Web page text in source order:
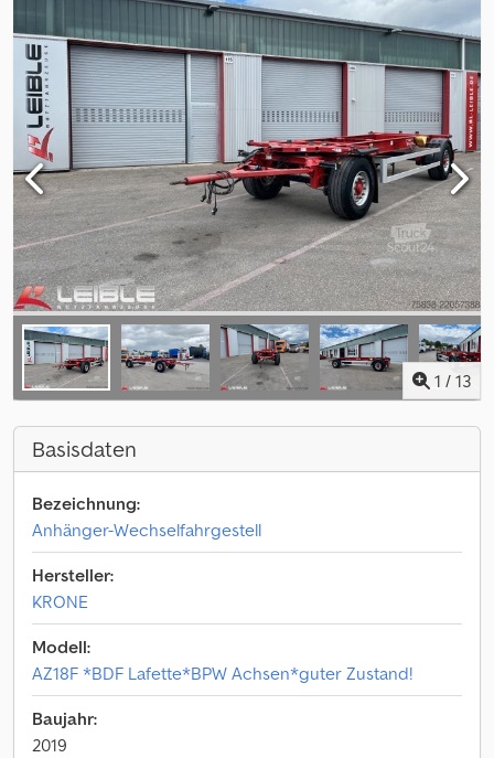
1 / 13
Basisdaten
Bezeichnung:
Anhänger-Wechselfahrgestell
Hersteller:
KRONE
Modell:
AZ18F *BDF Lafette*BPW Achsen*guter Zustand!
Baujahr:
2019